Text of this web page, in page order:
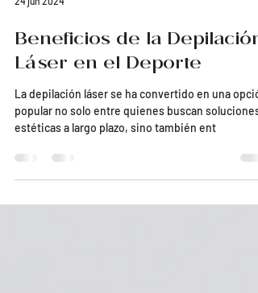
24 jun 2024
Beneficios de la Depilación
Láser en el Deporte
La depilación láser se ha convertido en una
popular no solo entre quienes buscan soluciones